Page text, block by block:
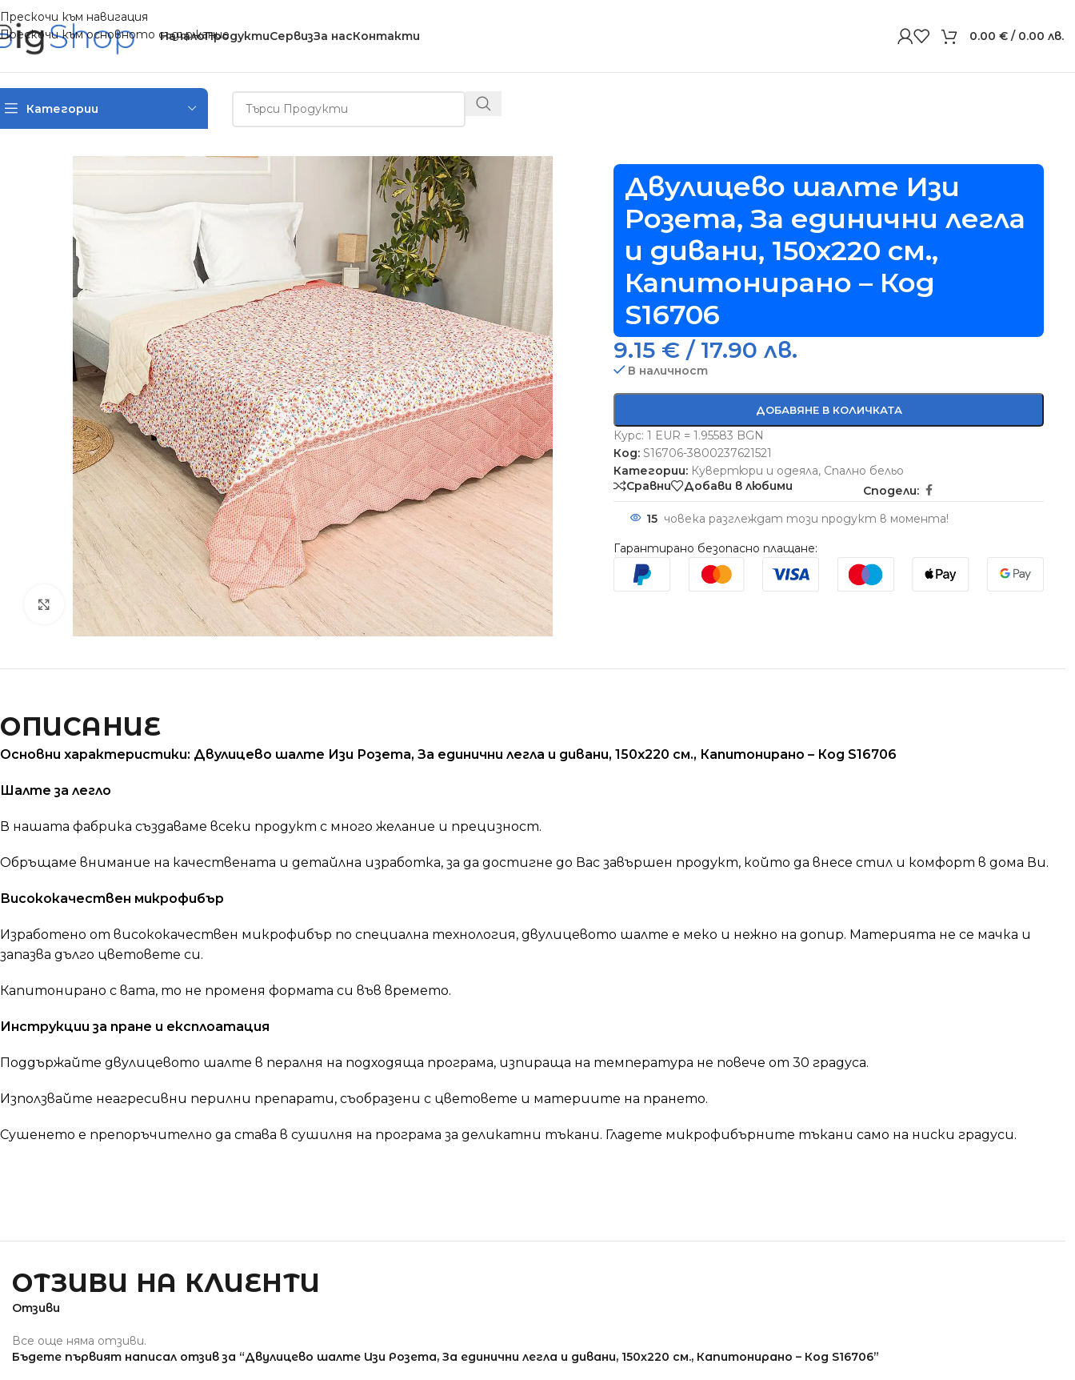
Прескочи към навигация
Прескочи към основното съдържание
НачалоПродуктиСервизЗа насКонтакти 0.00 € / 0.00 лв.
Категории
Виж повече
Двулицево шалте Изи
Розета, За единични легла
и дивани, 150х220 см.,
Капитонирано – Код
S16706
9.15 € / 17.90 лв.
В наличност
ДОБАВЯНЕ В КОЛИЧКАТА
Курс: 1 EUR = 1.95583 BGN
Код: S16706-3800237621521
Категории: Кувертюри и одеяла, Спално бельо
Сравни
Добави в любими
Сподели:
15 човека разглеждат този продукт в момента!
Гарантирано безопасно плащане:
ОПИСАНИЕ
Основни характеристики: Двулицево шалте Изи Розета, За единични легла и дивани, 150х220 см., Капитонирано – Код S16706
Шалте за легло
В нашата фабрика създаваме всеки продукт с много желание и прецизност.
Обръщаме внимание на качествената и детайлна изработка, за да достигне до Вас завършен продукт, който да внесе стил и комфорт в дома Ви.
Висококачествен микрофибър
Изработено от висококачествен микрофибър по специална технология, двулицевото шалте е меко и нежно на допир. Материята не се мачка и
запазва дълго цветовете си.
Капитонирано с вата, то не променя формата си във времето.
Инструкции за пране и експлоатация
Поддържайте двулицевото шалте в пералня на подходяща програма, изпираща на температура не повече от 30 градуса.
Използвайте неагресивни перилни препарати, съобразени с цветовете и материите на прането.
Сушенето е препоръчително да става в сушилня на програма за деликатни тъкани. Гладете микрофибърните тъкани само на ниски градуси.
ОТЗИВИ НА КЛИЕНТИ
Отзиви
Все още няма отзиви.
Бъдете първият написал отзив за “Двулицево шалте Изи Розета, За единични легла и дивани, 150х220 см., Капитонирано – Код S16706”